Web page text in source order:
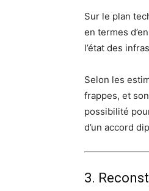
Sur le plan
en termes
l’état des
Selon les
frappes, et
possibilité
d’un accord
3.